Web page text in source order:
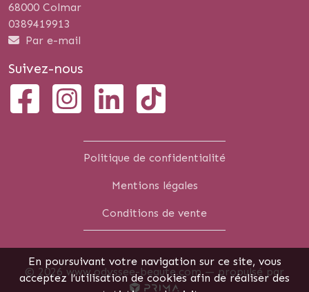
68000 Colmar
0389419913
Par e-mail
Suivez-nous
Politique de confidentialité
Mentions légales
Conditions de vente
© 2026 www.odyssee-beaute.com — propulsé par
En poursuivant votre navigation sur ce site, vous
acceptez l’utilisation de cookies afin de réaliser des